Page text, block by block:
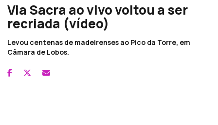
Via Sacra ao vivo voltou a ser
recriada (vídeo)
Levou centenas de madeirenses ao Pico da Torre, em
Câmara de Lobos.